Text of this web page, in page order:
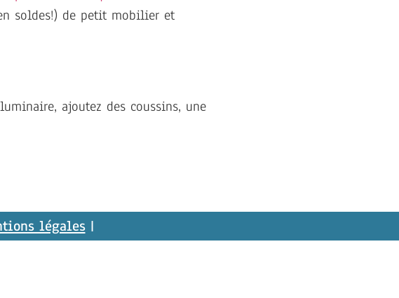
soldes!) de petit mobilier et
ajoutez des coussins, une
légales|